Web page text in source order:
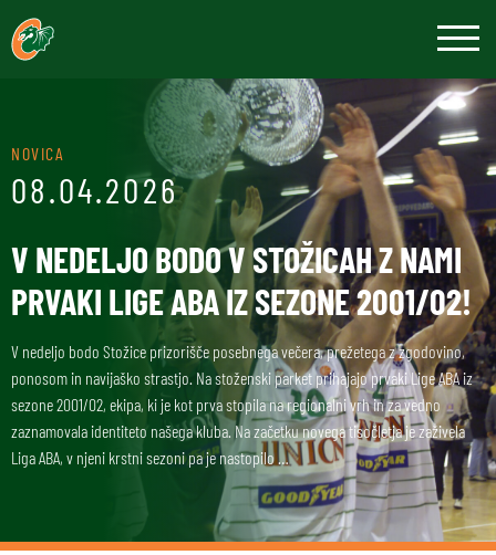
NOVICA
08.04.2026
V NEDELJO BODO V STOŽICAH Z NAMI
PRVAKI LIGE ABA IZ SEZONE 2001/02!
V nedeljo bodo Stožice prizorišče posebnega večera, prežetega z zgodovino,
ponosom in navijaško strastjo. Na stoženski parket prihajajo prvaki Lige ABA iz
sezone 2001/02, ekipa, ki je kot prva stopila na regionalni vrh in za vedno
zaznamovala identiteto našega kluba. Na začetku novega tisočletja je zaživela
Liga ABA, v njeni krstni sezoni pa je nastopilo …